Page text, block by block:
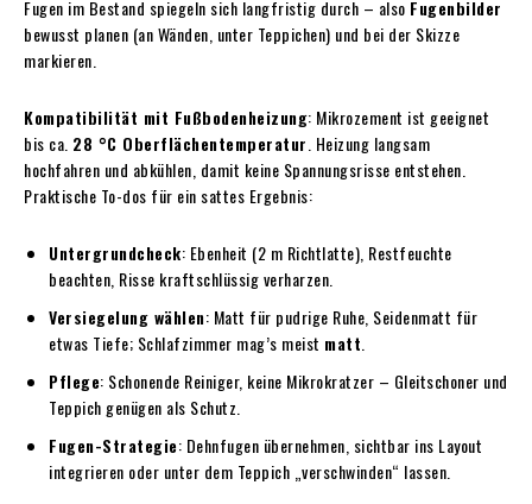
Fugen im Bestand spiegeln sich langfristig durch – also Fugenbilder
bewusst planen (an Wänden, unter Teppichen) und bei der Skizze
markieren.
Kompatibilität mit Fußbodenheizung: Mikrozement ist geeignet
bis ca. 28 °C Oberflächentemperatur . Heizung langsam
hochfahren und abkühlen, damit keine Spannungsrisse entstehen.
Praktische To-dos für ein sattes Ergebnis:
Untergrundcheck: Ebenheit (2 m Richtlatte), Restfeuchte
beachten, Risse kraftschlüssig verharzen.
Versiegelung wählen: Matt für pudrige Ruhe, Seidenmatt für
etwas Tiefe; Schlafzimmer mag’s meist matt
Pflege: Schonende Reiniger, keine Mikrokratzer – Gleitschoner und
Teppich genügen als Schutz.
Fugen-Strategie: Dehnfugen übernehmen, sichtbar ins Layout
integrieren oder unter dem Teppich „verschwinden“ lassen.